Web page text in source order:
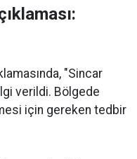
"Sincar
verildi. Bölgede
için gereken tedbir